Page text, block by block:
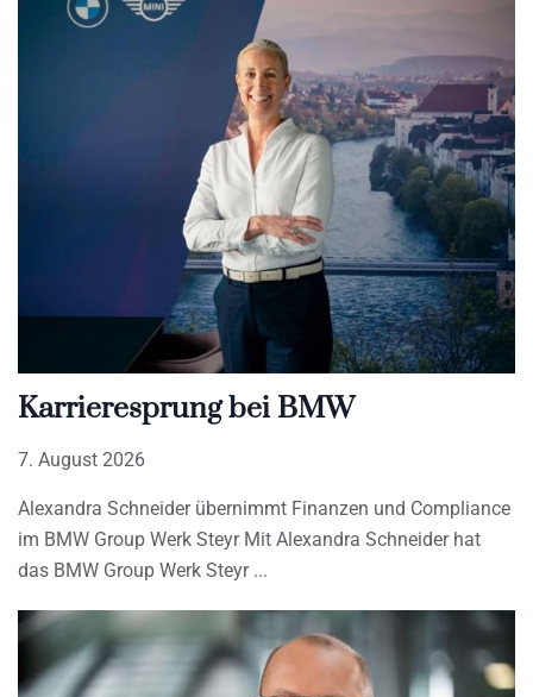
Karrieresprung bei BMW
7. August 2026
Alexandra Schneider übernimmt Finanzen und Compliance
im BMW Group Werk Steyr Mit Alexandra Schneider hat
das BMW Group Werk Steyr